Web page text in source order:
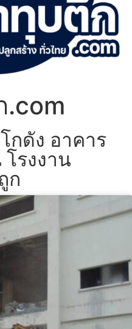
.com
กดัง อาคาร
โรงงาน
ก